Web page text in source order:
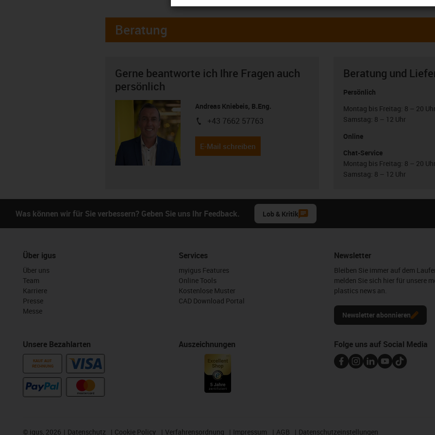
Beratung
Gerne beantworte ich Ihre Fragen auch
persönlich
Andreas Kniebeis, B.Eng.
igus-icon-phone
+43 7662 57763
E-Mail schreiben
Beratung und
Persönlich
Montag bis Freitag: 8 – 20 Uhr
Samstag: 8 – 12 Uhr
Online
Chat-Service
Montag bis Freitag: 8 – 20 Uhr
Samstag: 8 – 12 Uhr
Was können wir für Sie verbessern? Geben Sie uns Ihr Feedback. Lob & Kritik
Über igus
Über uns
Team
Karriere
Presse
Messe
Unsere Bezahlarten
KAUF AUF
RECHNUNG
Services
myigus Features
Online Tools
Kostenlose Muster
CAD Download Portal
Auszeichnungen
Newsletter
Bleiben Sie immer auf dem
melden Sie sich hier für unsere
plastics news an.
Newsletter abonnieren
Folge uns auf Social Media
© igus, 2026 Datenschutz Cookie Policy Verfahrensordnung Impressum AGB Datenschutzeinstellungen